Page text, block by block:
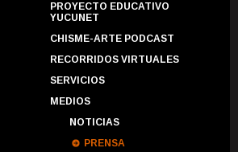
PROYECTO EDUCATIVO
YUCUNET
CHISME-ARTE PODCAST
RECORRIDOS VIRTUALES
SERVICIOS
MEDIOS
NOTICIAS
PRENSA